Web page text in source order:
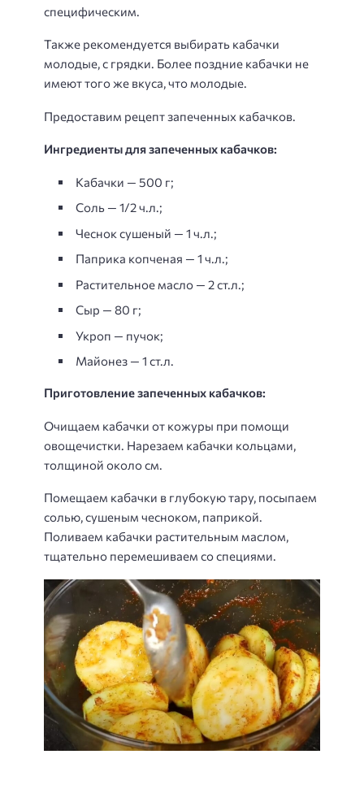
специфическим.
Также рекомендуется выбирать кабачки
молодые, с грядки. Более поздние кабачки не
имеют того же вкуса, что молодые.
Предоставим рецепт запеченных кабачков.
Ингредиенты для запеченных кабачков:
Кабачки — 500 г;
Соль — 1/2 ч.л.;
Чеснок сушеный — 1 ч.л.;
Паприка копченая — 1 ч.л.;
Растительное масло — 2 ст.л.;
Сыр — 80 г;
Укроп — пучок;
Майонез — 1 ст.л.
Приготовление запеченных кабачков:
Очищаем кабачки от кожуры при помощи
овощечистки. Нарезаем кабачки кольцами,
толщиной около см.
Помещаем кабачки в глубокую тару, посыпаем
солью, сушеным чесноком, паприкой.
Поливаем кабачки растительным маслом,
тщательно перемешиваем со специями.